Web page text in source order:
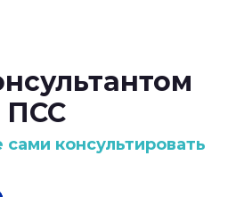
ПСС
сами консультировать